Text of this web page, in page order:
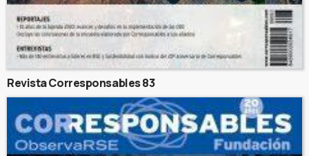
Revista Corresponsables 83